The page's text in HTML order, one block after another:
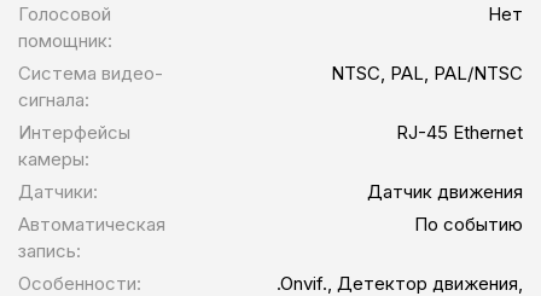
Голосовой
помощник:
Нет
Система видео-
сигнала:
NTSC, PAL, PAL/NTSC
Интерфейсы
камеры:
RJ-45 Ethernet
Датчики:
Датчик движения
Автоматическая
запись:
По событию
Особенности:
.Onvif., Детектор движения,